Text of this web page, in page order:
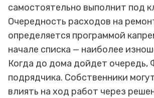
самостоятельно выполнит под
Очередность расходов на
определяется программой
начале списка — наиболее
Когда до дома дойдет очередь,
подрядчика. Собственники
влиять на ход работ через